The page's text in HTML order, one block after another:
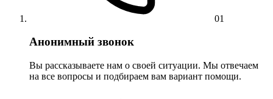
01
Анонимный звонок
Вы рассказываете нам о своей ситуации. Мы отвечаем
на все вопросы и подбираем вам вариант помощи.